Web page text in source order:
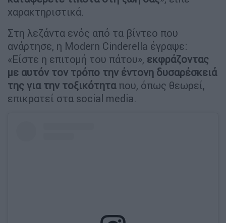
χαρακτηριστικά.
Στη λεζάντα ενός από τα βίντεο που
ανάρτησε, η Modern Cinderella έγραψε:
«Είστε η επιτομή του πάτου», εκφράζοντας
με αυτόν τον τρόπο την έντονη δυσαρέσκειά
της για την τοξικότηταπου, όπως θεωρεί,
επικρατεί στα social media.